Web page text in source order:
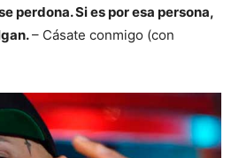
perdona. Si es por esa persona,
– Cásate conmigo (con